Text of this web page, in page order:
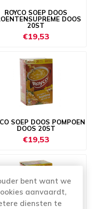
ROYCO SOEP DOOS
DOOS
20ST
€19,53
SOEP DOOS POMPOEN
DOOS 20ST
€19,53
bent want we
aanvaardt,
diensten te